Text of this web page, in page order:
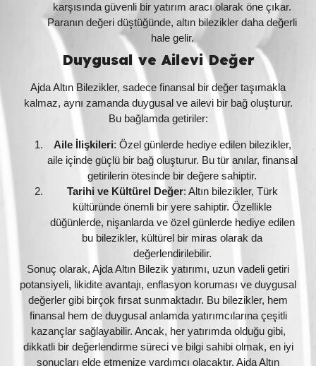
karşısında güvenli bir yatırım aracı olarak öne çıkar.
Paranın değeri düştüğünde, altın bilezikler daha değerli
hale gelir.
Duygusal ve Ailevi Değer
Ajda Altın Bilezikler, sadece finansal bir değer taşımakla
kalmaz, aynı zamanda duygusal ve ailevi bir bağ oluşturur.
Bu bağlamda getiriler:
Aile İlişkileri: Özel günlerde hediye edilen bilezikler,
aile içinde güçlü bir bağ oluşturur. Bu tür anılar, finansal
getirilerin ötesinde bir değere sahiptir.
Tarihi ve Kültürel Değer: Altın bilezikler, Türk
kültüründe önemli bir yere sahiptir. Özellikle
düğünlerde, nişanlarda ve özel günlerde hediye edilen
bu bilezikler, kültürel bir miras olarak da
değerlendirilebilir.
Sonuç olarak, Ajda Altın Bilezik yatırımı, uzun vadeli getiri
potansiyeli, likidite avantajı, enflasyon koruması ve duygusal
değerler gibi birçok fırsat sunmaktadır. Bu bilezikler, hem
finansal hem de duygusal anlamda yatırımcılarına çeşitli
kazançlar sağlayabilir. Ancak, her yatırımda olduğu gibi,
dikkatli bir değerlendirme süreci ve bilgi sahibi olmak, en iyi
sonuçları elde etmenize yardımcı olacaktır. Ajda Altın